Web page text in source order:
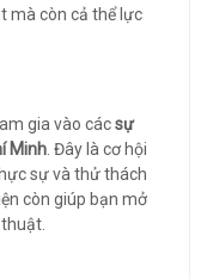
mà còn cả thể lực
gia vào cácsự
Minh. Đây là cơ hội
sự và thử thách
còn giúp bạn mở